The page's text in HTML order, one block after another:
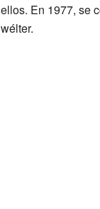
ellos. En 1977, se
wélter.